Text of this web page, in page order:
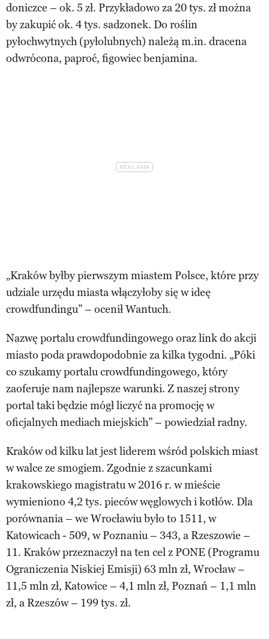
doniczce – ok. 5 zł. Przykładowo za 20 tys. zł można
by zakupić ok. 4 tys. sadzonek. Do roślin
pyłochwytnych (pyłolubnych) należą m.in. dracena
odwrócona, paproć, figowiec benjamina.
„Kraków byłby pierwszym miastem Polsce, które przy
udziale urzędu miasta włączyłoby się w ideę
crowdfundingu” – ocenił Wantuch.
Nazwę portalu crowdfundingowego oraz link do akcji
miasto poda prawdopodobnie za kilka tygodni. „Póki
co szukamy portalu crowdfundingowego, który
zaoferuje nam najlepsze warunki. Z naszej strony
portal taki będzie mógł liczyć na promocję w
oficjalnych mediach miejskich” – powiedział radny.
Kraków od kilku lat jest liderem wśród polskich miast
w walce ze smogiem. Zgodnie z szacunkami
krakowskiego magistratu w 2016 r. w mieście
wymieniono 4,2 tys. pieców węglowych i kotłów. Dla
porównania – we Wrocławiu było to 1511, w
Katowicach - 509, w Poznaniu – 343, a Rzeszowie –
11. Kraków przeznaczył na ten cel z PONE (Programu
Ograniczenia Niskiej Emisji) 63 mln zł, Wrocław –
11,5 mln zł, Katowice – 4,1 mln zł, Poznań – 1,1 mln
zł, a Rzeszów – 199 tys. zł.